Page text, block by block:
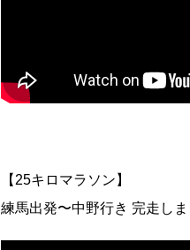
【25キロマラソン】
練馬出発〜中野行き 完走しま